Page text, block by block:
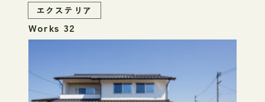
エクステリア
Works 32